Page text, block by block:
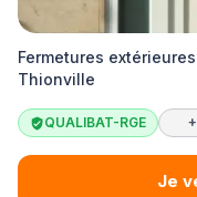
Fermetures
Thionville
QUALIBAT-RGE
Je